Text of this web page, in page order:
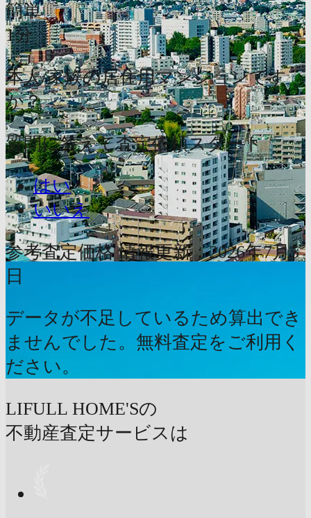
簡単
1分
本人/家族の居住用マンションです
か？
質問に答えて査定依頼スタート
はい
いいえ
参考査定価格 情報更新：2026年7月5
日
データが不足しているため算出でき
ませんでした。無料査定をご利用く
ださい。
LIFULL HOME'Sの
不動産査定サービスは